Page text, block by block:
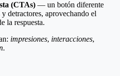
(CTAs) — un botón diferente
detractores, aprovechando el
la respuesta.
impresiones, interacciones,
.